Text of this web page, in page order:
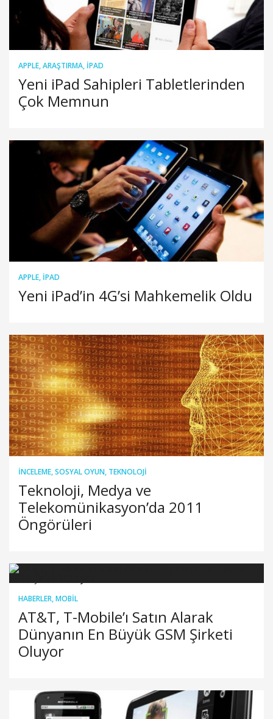
APPLE,ARAŞTIRMA, IPAD
Yeni iPad Sahipleri Tabletlerinden
Çok Memnun
APPLE, IPAD
Yeni iPad’in 4G’si Mahkemelik Oldu
İNCELEME,SOSYAL OYUN, TEKNOLOJI
Teknoloji, Medya ve
Telekomünikasyon’da 2011
Öngörüleri
HABERLER,MOBIL
AT&T, T-Mobile’ı Satın Alarak
Dünyanın En Büyük GSM Şirketi
Oluyor